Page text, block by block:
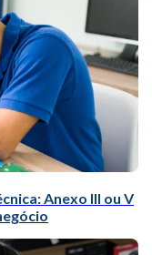
Anexo III ou V